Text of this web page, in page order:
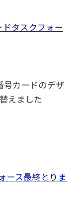
タスクフォー
号カードのデザ
えました
ース最終とりま